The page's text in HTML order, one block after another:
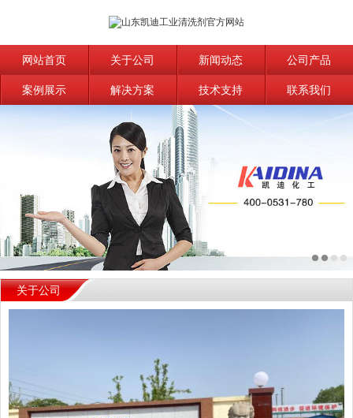
网站首页 关于公司 新闻动态 公司产品
案例展示 解决方案 技术支持 联系我们
关于公司